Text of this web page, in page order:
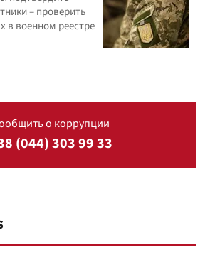
– проверить
в военном реестре
о коррупции
(044) 303 99 33